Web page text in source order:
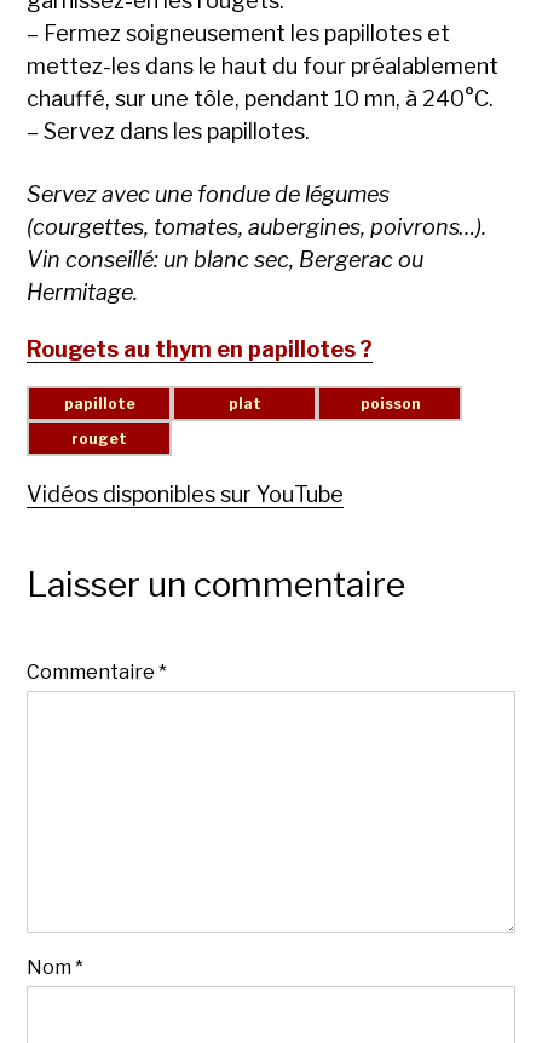
– Fermez soigneusement les papillotes et
mettez-les dans le haut du four préalablement
chauffé, sur une tôle, pendant 10 mn, à 240°C.
– Servez dans les papillotes.
Servez avec une fondue de légumes
(courgettes, tomates, aubergines, poivrons…).
Vin conseillé: un blanc sec, Bergerac ou
Hermitage.
Rougets au thym en papillotes ?
Vidéos disponibles sur YouTube
Laisser un commentaire
Commentaire*
Nom*